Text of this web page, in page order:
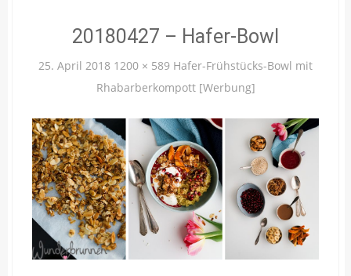
20180427 – Hafer-Bowl
25. April 2018 1200 × 589 Hafer-Frühstücks-Bowl mit
Rhabarberkompott [Werbung]